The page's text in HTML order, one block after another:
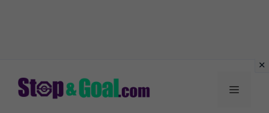
Menu